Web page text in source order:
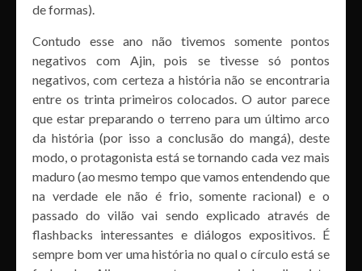
de formas).
Contudo esse ano não tivemos somente pontos
negativos com Ajin, pois se tivesse só pontos
negativos, com certeza a história não se encontraria
entre os trinta primeiros colocados. O autor parece
que estar preparando o terreno para um último arco
da história (por isso a conclusão do mangá), deste
modo, o protagonista está se tornando cada vez mais
maduro (ao mesmo tempo que vamos entendendo que
na verdade ele não é frio, somente racional) e o
passado do vilão vai sendo explicado através de
flashbacks interessantes e diálogos expositivos. É
sempre bom ver uma história no qual o círculo está se